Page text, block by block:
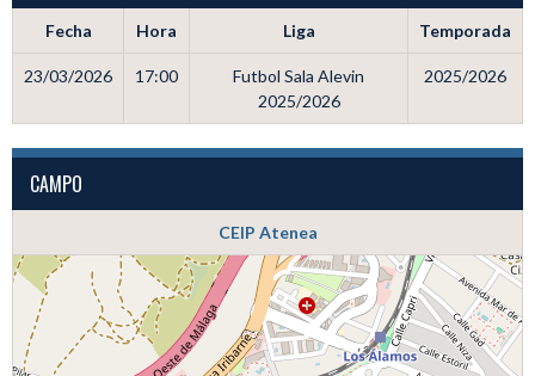
Fecha Hora Liga Temporada
23/03/2026 17:00
Futbol Sala Alevin
2025/2026
2025/2026
CAMPO
CEIP Atenea